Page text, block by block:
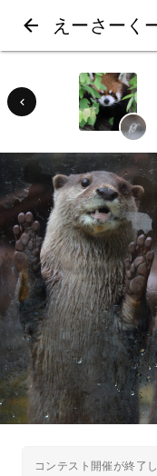
えーさーく
コンテスト開催が終了